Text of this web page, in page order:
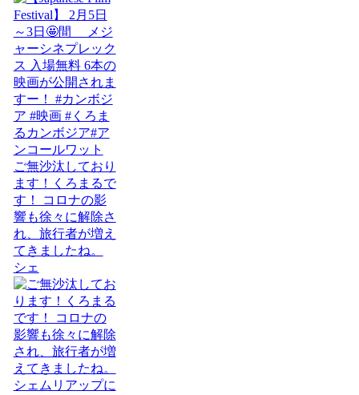
ご無沙汰しており
ます！くろまるで
す！ コロナの影
響も徐々に解除さ
れ、旅行者が増え
てきましたね。
シェ